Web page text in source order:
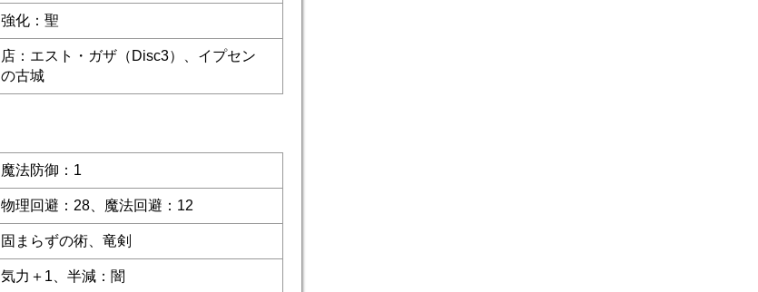
強化：聖
店：エスト・ガザ（Disc3）、イプセン
の古城
魔法防御：1
物理回避：28、魔法回避：12
固まらずの術、竜剣
気力＋1、半減：闇